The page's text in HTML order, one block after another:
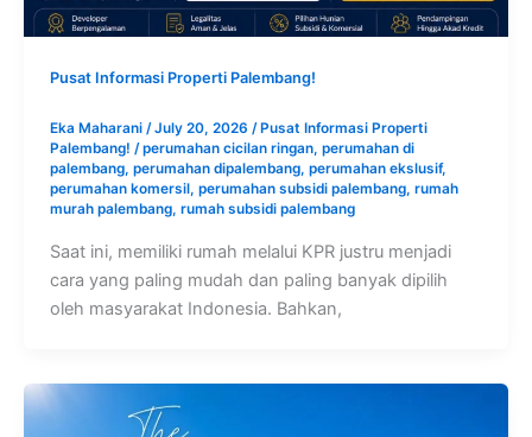
Pusat Informasi Properti Palembang!
Eka Maharani /July 20, 2026 / Pusat Informasi Properti
Palembang! /perumahan cicilan ringan, perumahan di
palembang, perumahan dipalembang, perumahan ekslusif,
perumahan komersil, perumahan subsidi palembang, rumah
murah palembang, rumah subsidi palembang
Saat ini, memiliki rumah melalui KPR justru menjadi
cara yang paling mudah dan paling banyak dipilih
oleh masyarakat Indonesia. Bahkan,